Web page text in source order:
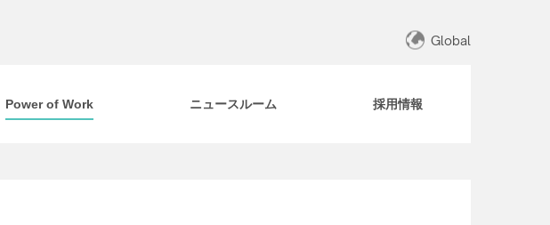
Global
Power of Work ニュースルーム 採用情報